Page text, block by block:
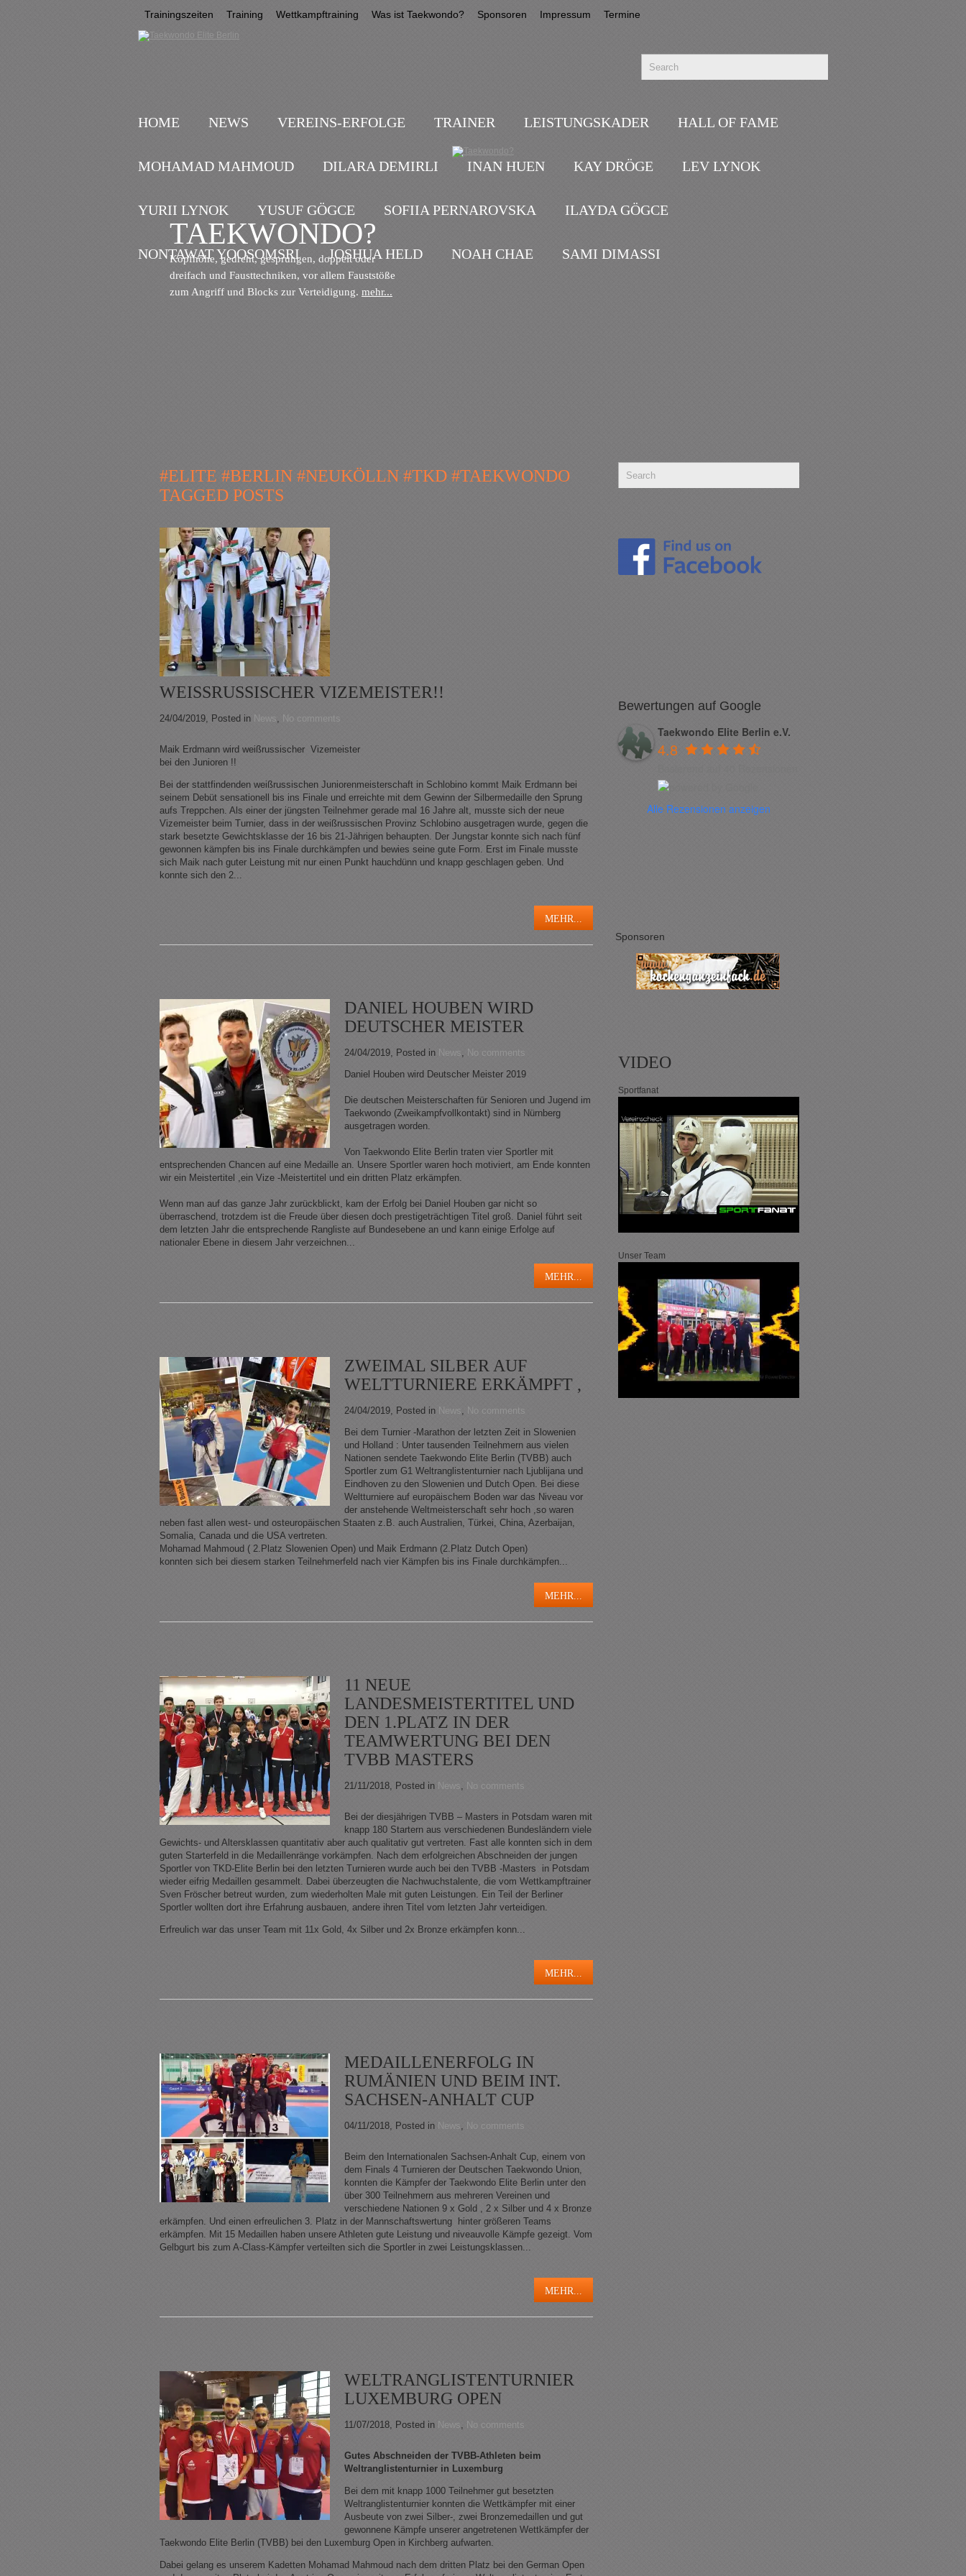
Trainingszeiten Training Wettkampftraining Was ist Taekwondo? Sponsoren Impressum Termine
HOME NEWS VEREINS-ERFOLGE TRAINER LEISTUNGSKADER HALL OF FAME
MOHAMAD MAHMOUD DILARA DEMIRLI INAN HUEN KAY DRÖGE LEV LYNOK
YURII LYNOK YUSUF GÖGCE SOFIIA PERNAROVSKA ILAYDA GÖGCE
NONTAWAT YOOSOMSRI JOSHUA HELD NOAH CHAE SAMI DIMASSI
TAEKWONDO?
Kopfhöhe, gedreht, gesprungen, doppelt oder
dreifach und Fausttechniken, vor allem Fauststöße
zum Angriff und Blocks zur Verteidigung. mehr...
Bewertungen auf Google
Taekwondo Elite Berlin e.V.
4.8
Alle Rezensionen anzeigen
Sponsoren
VIDEO
Sportfanat
Unser Team
#ELITE #BERLIN #NEUKÖLLN #TKD #TAEKWONDO
TAGGED POSTS
WEISSRUSSISCHER VIZEMEISTER!!
24/04/2019, Posted in News, No comments
Maik Erdmann wird weißrussischer Vizemeister
bei den Junioren !!
Bei der stattfindenden weißrussischen Juniorenmeisterschaft in Schlobino kommt Maik Erdmann bei
seinem Debüt sensationell bis ins Finale und erreichte mit dem Gewinn der Silbermedaille den Sprung
aufs Treppchen. Als einer der jüngsten Teilnehmer gerade mal 16 Jahre alt, musste sich der neue
Vizemeister beim Turnier, dass in der weißrussischen Provinz Schlobino ausgetragen wurde, gegen die
stark besetzte Gewichtsklasse der 16 bis 21-Jährigen behaupten. Der Jungstar konnte sich nach fünf
gewonnen kämpfen bis ins Finale durchkämpfen und bewies seine gute Form. Erst im Finale musste
sich Maik nach guter Leistung mit nur einen Punkt hauchdünn und knapp geschlagen geben. Und
konnte sich den 2...
MEHR...
DANIEL HOUBEN WIRD
DEUTSCHER MEISTER
24/04/2019, Posted in News, No comments
Daniel Houben wird Deutscher Meister 2019
Die deutschen Meisterschaften für Senioren und Jugend im
Taekwondo (Zweikampfvollkontakt) sind in Nürnberg
ausgetragen worden.
Von Taekwondo Elite Berlin traten vier Sportler mit
entsprechenden Chancen auf eine Medaille an. Unsere Sportler waren hoch motiviert, am Ende konnten
wir ein Meistertitel ,ein Vize -Meistertitel und ein dritten Platz erkämpfen.
Wenn man auf das ganze Jahr zurückblickt, kam der Erfolg bei Daniel Houben gar nicht so
überraschend, trotzdem ist die Freude über diesen doch prestigeträchtigen Titel groß. Daniel führt seit
dem letzten Jahr die entsprechende Rangliste auf Bundesebene an und kann einige Erfolge auf
nationaler Ebene in diesem Jahr verzeichnen...
MEHR...
ZWEIMAL SILBER AUF
WELTTURNIERE ERKÄMPFT ,
24/04/2019, Posted in News, No comments
Bei dem Turnier -Marathon der letzten Zeit in Slowenien
und Holland : Unter tausenden Teilnehmern aus vielen
Nationen sendete Taekwondo Elite Berlin (TVBB) auch
Sportler zum G1 Weltranglistenturnier nach Ljublijana und
Eindhoven zu den Slowenien und Dutch Open. Bei diese
Weltturniere auf europäischem Boden war das Niveau vor
der anstehende Weltmeisterschaft sehr hoch ,so waren
neben fast allen west- und osteuropäischen Staaten z.B. auch Australien, Türkei, China, Azerbaijan,
Somalia, Canada und die USA vertreten.
Mohamad Mahmoud ( 2.Platz Slowenien Open) und Maik Erdmann (2.Platz Dutch Open)
konnten sich bei diesem starken Teilnehmerfeld nach vier Kämpfen bis ins Finale durchkämpfen...
MEHR...
11 NEUE
LANDESMEISTERTITEL UND
DEN 1.PLATZ IN DER
TEAMWERTUNG BEI DEN
TVBB MASTERS
21/11/2018, Posted in News, No comments
Bei der diesjährigen TVBB – Masters in Potsdam waren mit
knapp 180 Startern aus verschiedenen Bundesländern viele
Gewichts- und Altersklassen quantitativ aber auch qualitativ gut vertreten. Fast alle konnten sich in dem
guten Starterfeld in die Medaillenränge vorkämpfen. Nach dem erfolgreichen Abschneiden der jungen
Sportler von TKD-Elite Berlin bei den letzten Turnieren wurde auch bei den TVBB -Masters in Potsdam
wieder eifrig Medaillen gesammelt. Dabei überzeugten die Nachwuchstalente, die vom Wettkampftrainer
Sven Fröscher betreut wurden, zum wiederholten Male mit guten Leistungen. Ein Teil der Berliner
Sportler wollten dort ihre Erfahrung ausbauen, andere ihren Titel vom letzten Jahr verteidigen.
Erfreulich war das unser Team mit 11x Gold, 4x Silber und 2x Bronze erkämpfen konn...
MEHR...
MEDAILLENERFOLG IN
RUMÄNIEN UND BEIM INT.
SACHSEN-ANHALT CUP
04/11/2018, Posted in News, No comments
Beim den Internationalen Sachsen-Anhalt Cup, einem von
dem Finals 4 Turnieren der Deutschen Taekwondo Union,
konnten die Kämpfer der Taekwondo Elite Berlin unter den
über 300 Teilnehmern aus mehreren Vereinen und
verschiedene Nationen 9 x Gold , 2 x Silber und 4 x Bronze
erkämpfen. Und einen erfreulichen 3. Platz in der Mannschaftswertung hinter größeren Teams
erkämpfen. Mit 15 Medaillen haben unsere Athleten gute Leistung und niveauvolle Kämpfe gezeigt. Vom
Gelbgurt bis zum A-Class-Kämpfer verteilten sich die Sportler in zwei Leistungsklassen...
MEHR...
WELTRANGLISTENTURNIER
LUXEMBURG OPEN
11/07/2018, Posted in News, No comments
Gutes Abschneiden der TVBB-Athleten beim
Weltranglistenturnier in Luxemburg
Bei dem mit knapp 1000 Teilnehmer gut besetzten
Weltranglistenturnier konnten die Wettkämpfer mit einer
Ausbeute von zwei Silber-, zwei Bronzemedaillen und gut
gewonnene Kämpfe unserer angetretenen Wettkämpfer der
Taekwondo Elite Berlin (TVBB) bei den Luxemburg Open in Kirchberg aufwarten.
Dabei gelang es unserem Kadetten Mohamad Mahmoud nach dem dritten Platz bei den German Open